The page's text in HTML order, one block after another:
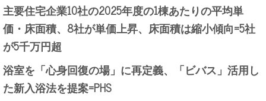
主要住宅企業10社の2025年度の1棟あたりの平均単
価・床面積、8社が単価上昇、床面積は縮小傾向=5社
が5千万円超
浴室を「心身回復の場」に再定義、「ビバス」活用し
た新入浴法を提案=PHS